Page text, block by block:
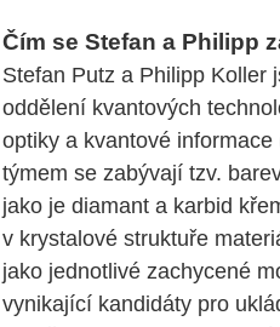
Čím se Stefan a Philipp
Stefan Putz a Philipp Koller
oddělení kvantových
optiky a kvantové
týmem se zabývají tzv.
jako je diamant a karbid
v krystalové struktuře
jako jednotlivé zachycené
vynikající kandidáty pro